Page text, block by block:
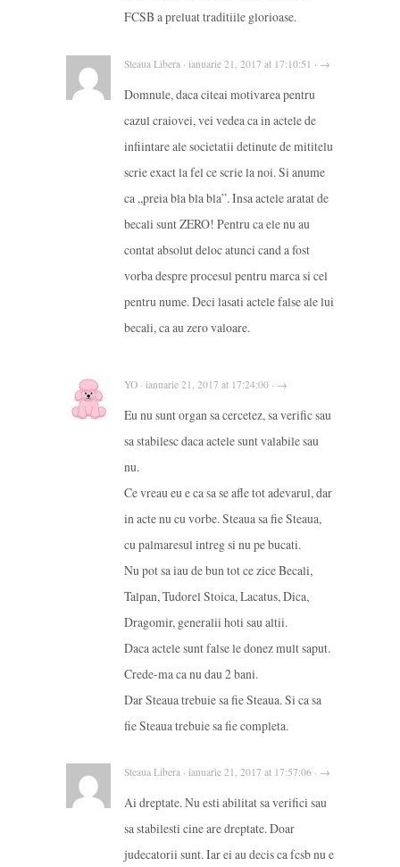
FCSB a preluat traditiile glorioase.
Steaua Libera · ianuarie 21, 2017 at 17:10:51 · →
Domnule, daca citeai motivarea pentru
cazul craiovei, vei vedea ca in actele de
infiintare ale societatii detinute de mititelu
scrie exact la fel ce scrie la noi. Si anume
ca „preia bla bla bla”. Insa actele aratat de
becali sunt ZERO! Pentru ca ele nu au
contat absolut deloc atunci cand a fost
vorba despre procesul pentru marca si cel
pentru nume. Deci lasati actele false ale lui
becali, ca au zero valoare.
YO · ianuarie 21, 2017 at 17:24:00 · →
Eu nu sunt organ sa cercetez, sa verific sau
sa stabilesc daca actele sunt valabile sau
nu.
Ce vreau eu e ca sa se afle tot adevarul, dar
in acte nu cu vorbe. Steaua sa fie Steaua,
cu palmaresul intreg si nu pe bucati.
Nu pot sa iau de bun tot ce zice Becali,
Talpan, Tudorel Stoica, Lacatus, Dica,
Dragomir, generalii hoti sau altii.
Daca actele sunt false le donez mult saput.
Crede-ma ca nu dau 2 bani.
Dar Steaua trebuie sa fie Steaua. Si ca sa
fie Steaua trebuie sa fie completa.
Steaua Libera · ianuarie 21, 2017 at 17:57:06 · →
Ai dreptate. Nu esti abilitat sa verifici sau
sa stabilesti cine are dreptate. Doar
judecatorii sunt. Iar ei au decis ca fcsb nu e